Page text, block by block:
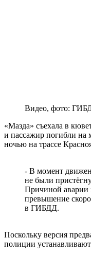
Видео, фото:
«Мазда» съехала в
и пассажир погибли на
ночью на трассе
- В момент
не были
Причиной аварии
превышение
в ГИБДД.
Поскольку версия
полиции устанавливают